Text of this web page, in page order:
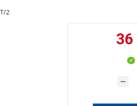
2
36